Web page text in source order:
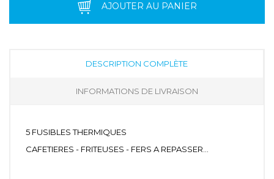
AJOUTER AU PANIER
DESCRIPTION COMPLÈTE
INFORMATIONS DE LIVRAISON
5 FUSIBLES THERMIQUES
CAFETIERES - FRITEUSES - FERS A REPASSER...